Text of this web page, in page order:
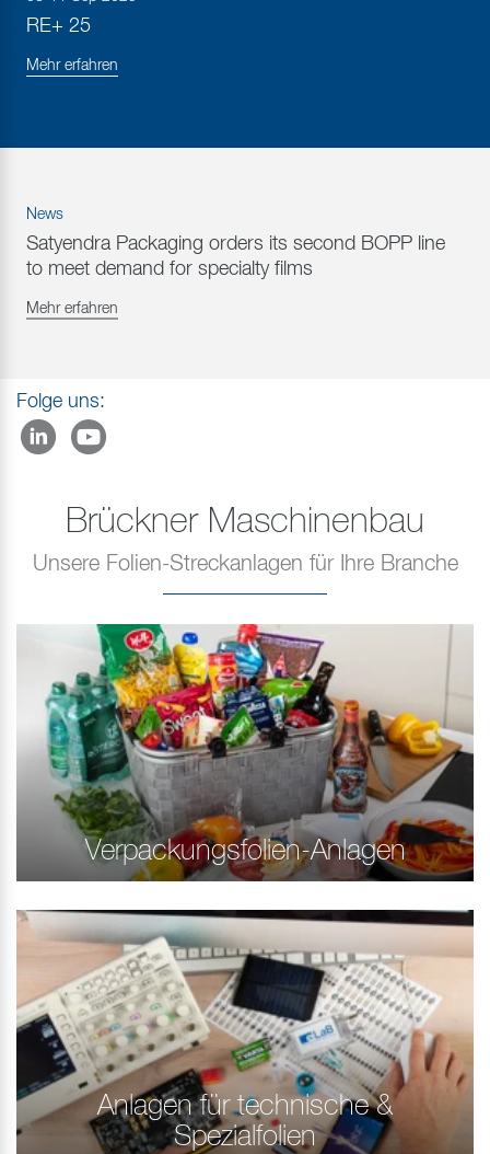
RE+ 25
Mehr erfahren
News
Satyendra Packaging orders its second BOPP line
to meet demand for specialty films
Mehr erfahren
Folge uns:
Brückner Maschinenbau
Unsere Folien-Streckanlagen für Ihre Branche
Verpackungsfolien-Anlagen
Anlagen für technische &
Spezialfolien